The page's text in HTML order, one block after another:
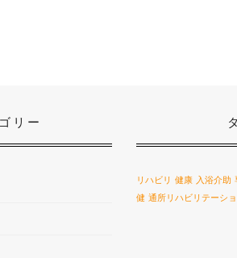
リー
リハビリ 健康 入浴介助
健 通所リハビリテーシ